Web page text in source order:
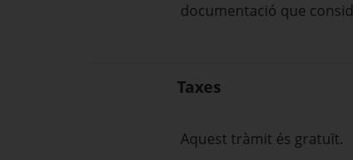
documentació que
Taxes
Aquest tràmit és gratuït.